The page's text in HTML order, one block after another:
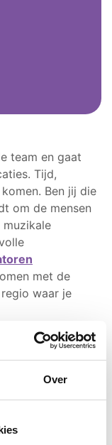
Over
team en gaat
Tijd,
Ben jij die
om de mensen
met de
waar je